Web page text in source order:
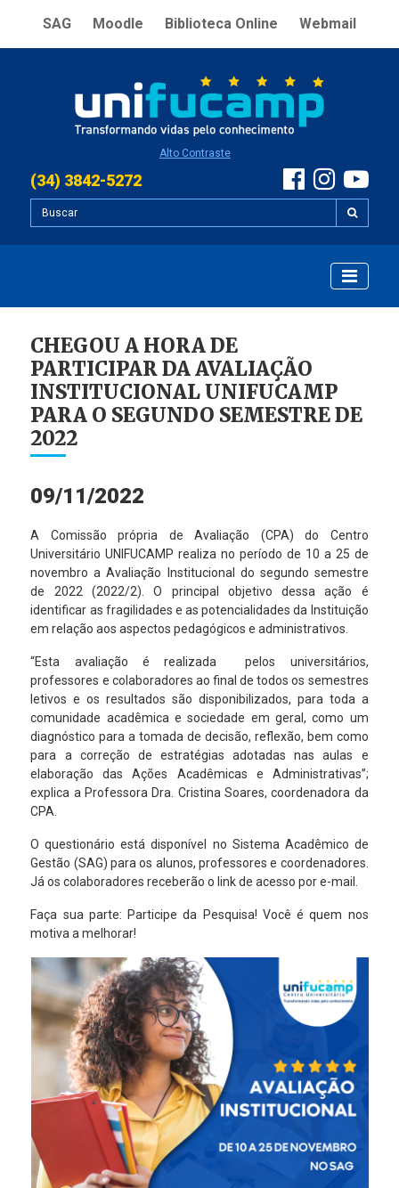
SAG Moodle Biblioteca Online Webmail
Alto Contraste
(34) 3842-5272
CHEGOU A HORA DE
PARTICIPAR DA AVALIAÇÃO
INSTITUCIONAL UNIFUCAMP
PARA O SEGUNDO SEMESTRE DE
2022
09/11/2022
A Comissão própria de Avaliação (CPA) do Centro
Universitário UNIFUCAMP realiza no período de 10 a 25 de
novembro a Avaliação Institucional do segundo semestre
de 2022 (2022/2). O principal objetivo dessa ação é
identificar as fragilidades e as potencialidades da Instituição
em relação aos aspectos pedagógicos e administrativos.
“Esta avaliação é realizada pelos universitários,
professores e colaboradores ao final de todos os semestres
letivos e os resultados são disponibilizados, para toda a
comunidade acadêmica e sociedade em geral, como um
diagnóstico para a tomada de decisão, reflexão, bem como
para a correção de estratégias adotadas nas aulas e
elaboração das Ações Acadêmicas e Administrativas”;
explica a Professora Dra. Cristina Soares, coordenadora da
CPA.
O questionário está disponível no Sistema Acadêmico de
Gestão (SAG) para os alunos, professores e coordenadores.
Já os colaboradores receberão o link de acesso por e-mail.
Faça sua parte: Participe da Pesquisa! Você é quem nos
motiva a melhorar!